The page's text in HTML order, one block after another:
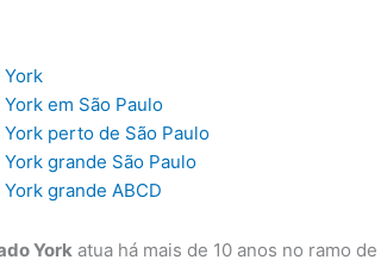
York
em São Paulo
perto de São Paulo
grande São Paulo
grande ABCD
York atua há mais de 10 anos no ramo de